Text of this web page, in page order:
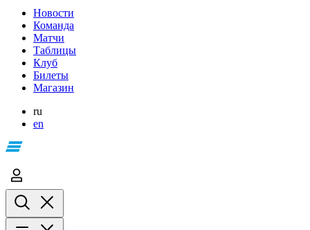
Новости
Команда
Матчи
Таблицы
Клуб
Билеты
Магазин
ru
en